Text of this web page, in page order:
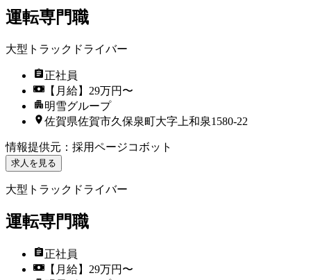
運転専門職
大型トラックドライバー
正社員
【月給】29万円〜
明雪グループ
佐賀県佐賀市久保泉町大字上和泉1580-22
情報提供元 ： 採用ページコボット
求人を見る
大型トラックドライバー
運転専門職
正社員
【月給】29万円〜